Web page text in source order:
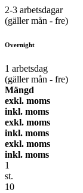
2-3 arbetsdagar
(gäller mån - fre)
Overnight
1 arbetsdag
(gäller mån - fre)
Mängd
exkl. moms
inkl. moms
exkl. moms
inkl. moms
exkl. moms
inkl. moms
1
st.
10